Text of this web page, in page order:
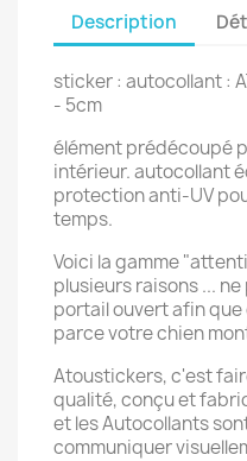
Description
sticker : autocollant :
- 5cm
élément prédécoupé
intérieur. autocollant
protection anti-UV
temps.
Voici la gamme
plusieurs raisons ...
portail ouvert afin
parce votre chien
Atoustickers, c'est
qualité, conçu et
et les Autocollants
communiquer